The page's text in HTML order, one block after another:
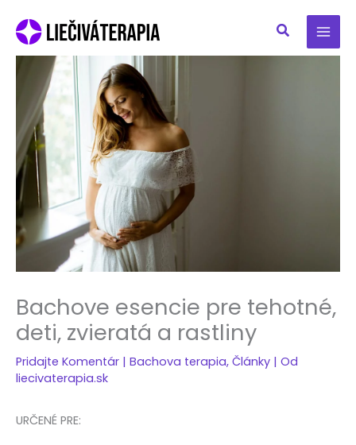
obsah
Bachove esencie pre tehotné,
deti, zvieratá a rastliny
Pridajte Komentár | Bachova terapia, Články | Od
liecivaterapia.sk
URČENÉ PRE: